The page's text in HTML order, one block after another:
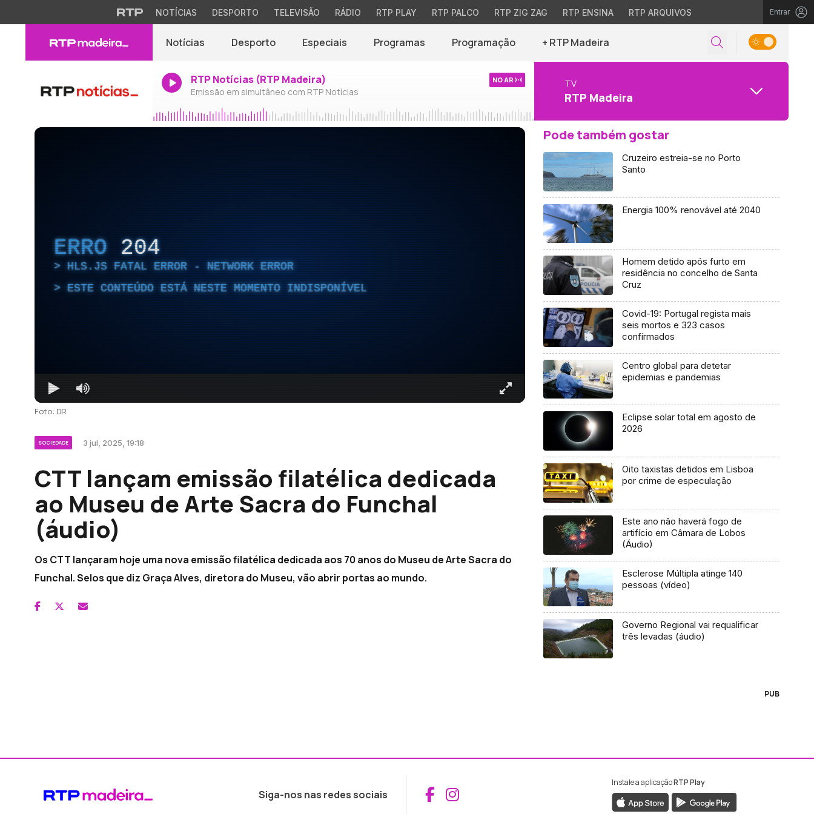
NOTÍCIAS DESPORTO TELEVISÃO RÁDIO RTP PLAY RTP PALCO RTP ZIG ZAG RTP ENSINA RTP ARQUIVOS Entrar
Notícias Desporto Especiais Programas Programação + RTP Madeira
RTP Notícias (RTP Madeira)
Emissão em simultâneo com RTP Notícias
NO AR TV
RTP Madeira
ERRO 204
HLS.JS FATAL ERROR - NETWORK ERROR
ESTE CONTEÚDO ESTÁ NESTE MOMENTO INDISPONÍVEL
Foto: DR
SOCIEDADE 3 jul, 2025, 19:18
CTT lançam emissão filatélica dedicada
ao Museu de Arte Sacra do Funchal
(áudio)
Os CTT lançaram hoje uma nova emissão filatélica dedicada aos 70 anos do Museu de Arte Sacra do
Funchal. Selos que diz Graça Alves, diretora do Museu, vão abrir portas ao mundo.
Pode também gostar
Cruzeiro estreia-se no Porto
Santo
Energia 100% renovável até 2040
Homem detido após furto em
residência no concelho de Santa
Cruz
Covid-19: Portugal regista mais
seis mortos e 323 casos
confirmados
Centro global para detetar
epidemias e pandemias
Eclipse solar total em agosto de
2026
Oito taxistas detidos em Lisboa
por crime de especulação
Este ano não haverá fogo de
artifício em Câmara de Lobos
(Áudio)
Esclerose Múltipla atinge 140
pessoas (vídeo)
Governo Regional vai requalificar
três levadas (áudio)
PUB
Siga-nos nas redes sociais Aceder ao Facebook da RTP Madeira
Aceder ao Instagram da RTP Madeira
Instale a aplicaçãoRTP Play